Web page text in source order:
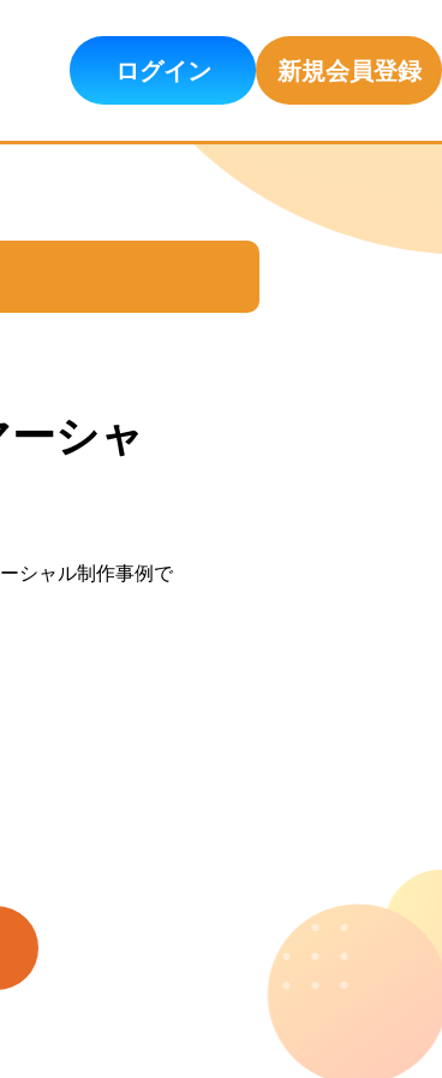
ログイン 新規会員登録
シャ
シャル制作事例で